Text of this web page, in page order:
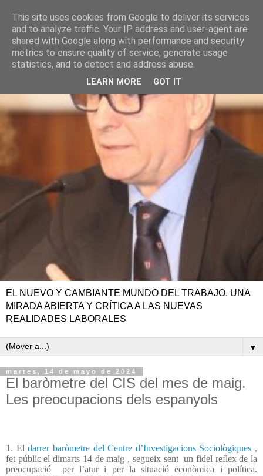
EL NUEVO Y CAMBIANTE MUNDO DEL TRABAJO. UNA
MIRADA ABIERTA Y CRÍTICA A LAS NUEVAS
REALIDADES LABORALES
▼
martes, 14 de mayo de 2024
El baròmetre del CIS del mes de maig.
Les preocupacions dels espanyols
1. Eldarrer baròmetre del Centre d’Investigacions Sociològiques ,
fet públic el dimarts 14 de maig , segueix sent un fidel reflex de la
preocupació
per l’atur i per la situació econòmica i política.
This site uses cookies from Google to deliver its services
and to analyze traffic. Your IP address and user-agent are
shared with Google along with performance and security
metrics to ensure quality of service, generate usage
statistics, and to detect and address abuse.
LEARN MORE GOT IT